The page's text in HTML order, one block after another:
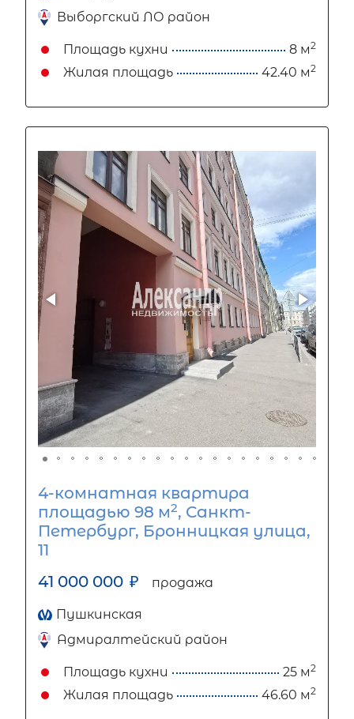
Выборгский ЛО район
Площадь кухни 8 м2
Жилая площадь 42.40 м2
4-комнатная квартира
площадью 98 м2, Санкт-
Петербург, Бронницкая улица,
11
41 000 000 ₽ продажа
Пушкинская
Адмиралтейский район
Площадь кухни 25 м2
Жилая площадь 46.60 м2